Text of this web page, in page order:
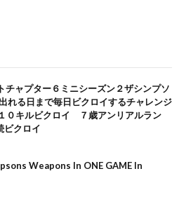
チャプター６ミニシーズン２ザシンプソ
れる日まで毎日ビクロイするチャレンジ
０キルビクロイ ７歳アンリアルラン
クロイ
Weapons In ONE GAME In